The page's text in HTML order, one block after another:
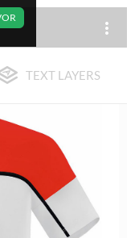
TEXT LAYERS